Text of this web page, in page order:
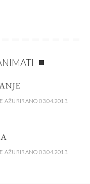
AŽURIRANO 03.04.2013.
AŽURIRANO 03.04.2013.